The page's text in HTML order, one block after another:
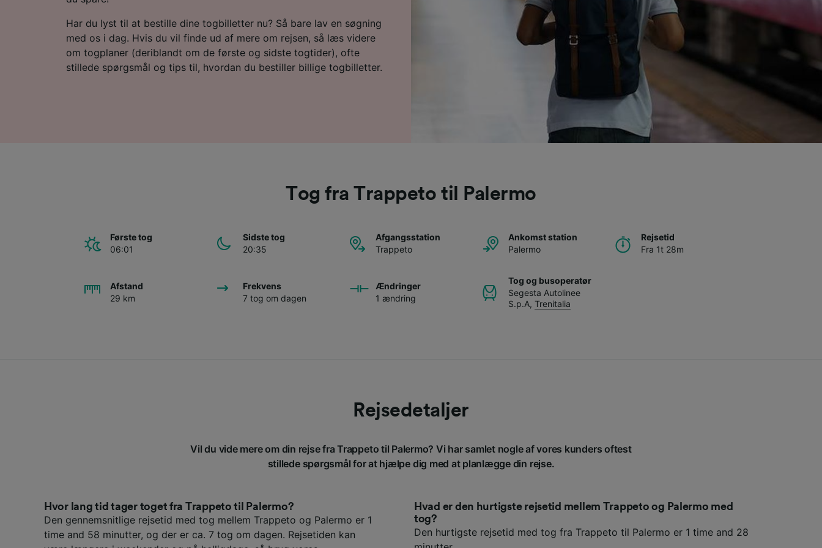
Har du lyst til at bestille dine togbilletter nu? Så bare lav en søgning
med os i dag. Hvis du vil finde ud af mere om rejsen, så læs videre
om togplaner (deriblandt om de første og sidste togtider), ofte
stillede spørgsmål og tips til, hvordan du bestiller billige togbilletter.
Tog fra Trappeto til Palermo
Første tog
06:01
Sidste tog
20:35
Afgangsstation
Trappeto
Ankomst station
Palermo
Rejsetid
Fra 1t 28m
Afstand
29 km
Frekvens
7 tog om dagen
Ændringer
1 ændring
Tog og busoperatør
Segesta Autolinee
S.p.A, Trenitalia
Rejsedetaljer
Vil du vide mere om din rejse fra Trappeto til Palermo? Vi har samlet nogle af vores kunders oftest
stillede spørgsmål for at hjælpe dig med at planlægge din rejse.
Hvor lang tid tager toget fra Trappeto til Palermo?
Den gennemsnitlige rejsetid med tog mellem Trappeto og Palermo er 1
time and 58 minutter, og der er ca. 7 tog om dagen. Rejsetiden kan
Hvad er den hurtigste rejsetid mellem Trappeto og Palermo med
tog?
Den hurtigste rejsetid med tog fra Trappeto til Palermo er 1 time and 28